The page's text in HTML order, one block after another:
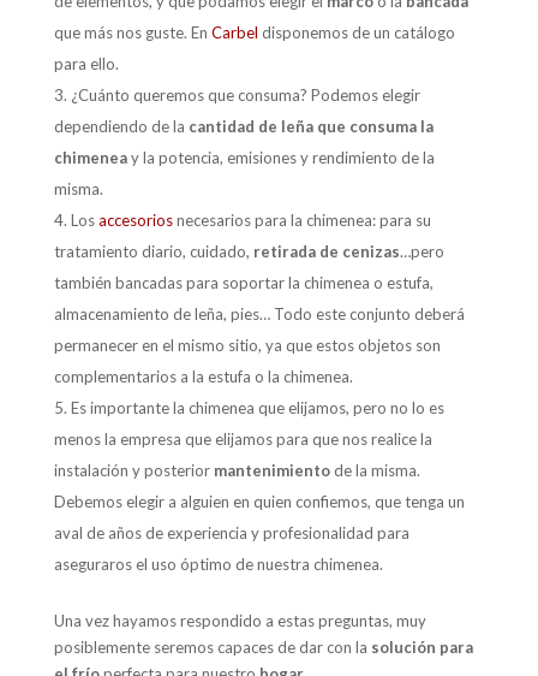
que más nos guste. En Carbel disponemos de un catálogo
para ello.
¿Cuánto queremos que consuma? Podemos elegir
dependiendo de la cantidad de leña que consuma la
chimeneay la potencia, emisiones y rendimiento de la
misma.
Losaccesoriosnecesarios para la chimenea: para su
tratamiento diario, cuidado, retirada de cenizas…pero
también bancadas para soportar la chimenea o estufa,
almacenamiento de leña, pies… Todo este conjunto deberá
permanecer en el mismo sitio, ya que estos objetos son
complementarios a la estufa o la chimenea.
Es importante la chimenea que elijamos, pero no lo es
menos la empresa que elijamos para que nos realice la
instalación y posterior mantenimientode la misma.
Debemos elegir a alguien en quien confiemos, que tenga un
aval de años de experiencia y profesionalidad para
aseguraros el uso óptimo de nuestra chimenea.
Una vez hayamos respondido a estas preguntas, muy
posiblemente seremos capaces de dar con la solución para